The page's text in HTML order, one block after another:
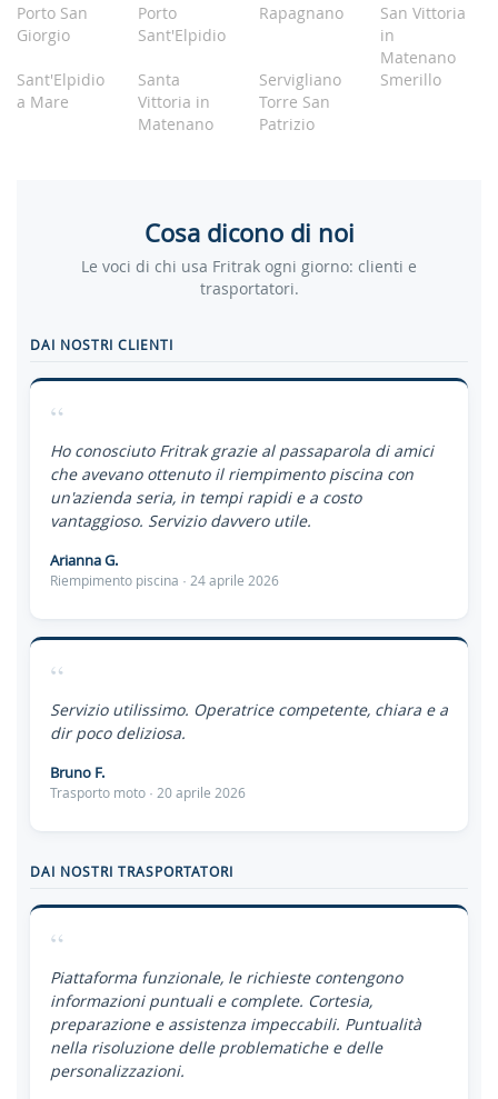
Porto San
Giorgio
Porto
Sant'Elpidio
Rapagnano
San Vittoria
in
Matenano
Sant'Elpidio
a Mare
Santa
Vittoria in
Matenano
Servigliano
Smerillo
Torre San
Patrizio
Cosa dicono di noi
Le voci di chi usa Fritrak ogni giorno: clienti e
trasportatori.
DAI NOSTRI CLIENTI
“
Ho conosciuto Fritrak grazie al passaparola di amici
che avevano ottenuto il riempimento piscina con
un'azienda seria, in tempi rapidi e a costo
vantaggioso. Servizio davvero utile.
Arianna G.
Riempimento piscina · 24 aprile 2026
“
Servizio utilissimo. Operatrice competente, chiara e a
dir poco deliziosa.
Bruno F.
Trasporto moto · 20 aprile 2026
DAI NOSTRI TRASPORTATORI
“
Piattaforma funzionale, le richieste contengono
informazioni puntuali e complete. Cortesia,
preparazione e assistenza impeccabili. Puntualità
nella risoluzione delle problematiche e delle
personalizzazioni.